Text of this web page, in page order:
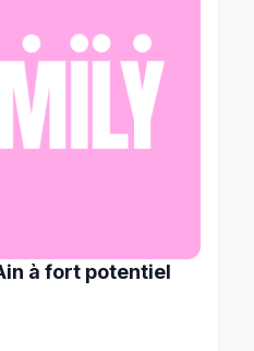
à fort potentiel